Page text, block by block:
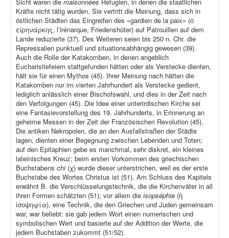
Kräfte nicht tätig wurden. Sie vertritt die Meinung, dass sich in
östlichen Städten das Eingreifen des «gardien de la paix» (ὁ
εἰρηνάρκης, l’irénarque, Friedenshüter) auf Patrouillen auf dem
Lande reduzierte (37). Des Weiteren seien bis 250 n. Chr. die
Repressalien punktuell und situationsabhängig gewesen (39).
Auch die Rolle der Katakomben, in denen angeblich
Eucharistiefeiern stattgefunden hätten oder als Verstecke dienten,
hält sie für einen Mythos (45). Ihrer Meinung nach hätten die
Katakomben nur im vierten Jahrhundert als Verstecke gedient,
lediglich anlässlich einer Bischofswahl, und dies in der Zeit nach
den Verfolgungen (45). Die Idee einer unterirdischen Kirche sei
eine Fantasievorstellung des 19. Jahrhunderts, in Erinnerung an
geheime Messen in der Zeit der Französischen Revolution (45).
Die antiken Nekropolen, die an den Ausfallstraßen der Städte
lagen, dienten einer Begegnung zwischen Lebenden und Toten;
auf den Epitaphien gebe es manchmal, sehr diskret, ein kleines
lateinisches Kreuz; beim ersten Vorkommen des griechischen
Buchstabens chi (χ) wurde dieser unterstrichen, weil es der erste
Buchstabe des Wortes Christus ist (51). Am Schluss des Kapitels
erwähnt B. die Verschlüsselungstechnik, die die Kirchenväter in all
ihren Formen schätzten (51); vor allem die isopséphie (ἡ
ἰσοψηφία), eine Technik, die den Griechen und Juden gemeinsam
war, war beliebt: sie gab jedem Wort einen numerischen und
symbolischen Wert und basierte auf der Addition der Werte, die
jedem Buchstaben zukommt (51/52).